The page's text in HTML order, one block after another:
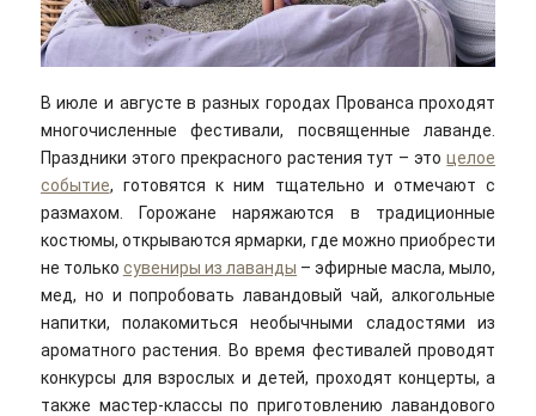
В июле и августе в разных городах Прованса проходят
многочисленные фестивали, посвященные лаванде.
Праздники этого прекрасного растения тут – этоцелое
событие, готовятся к ним тщательно и отмечают с
размахом. Горожане наряжаются в традиционные
костюмы, открываются ярмарки, где можно приобрести
не только сувениры из лаванды – эфирные масла, мыло,
мед, но и попробовать лавандовый чай, алкогольные
напитки, полакомиться необычными сладостями из
ароматного растения. Во время фестивалей проводят
конкурсы для взрослых и детей, проходят концерты, а
также мастер-классы по приготовлению лавандового